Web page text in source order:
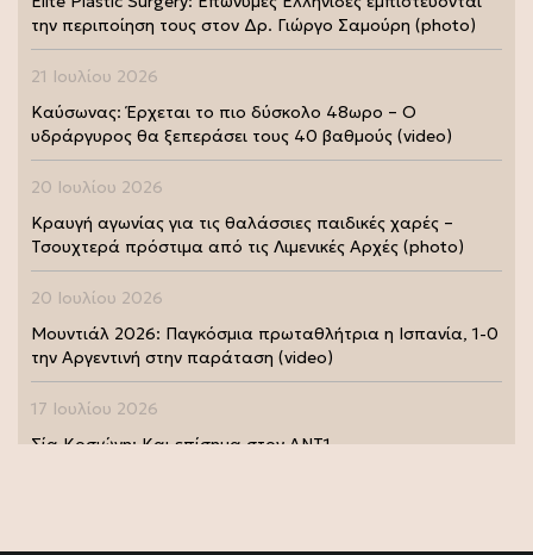
την περιποίηση τους στον Δρ. Γιώργο Σαμούρη (photo)
21 Ιουλίου 2026
Καύσωνας: Έρχεται το πιο δύσκολο 48ωρο – Ο
υδράργυρος θα ξεπεράσει τους 40 βαθμούς (video)
20 Ιουλίου 2026
Κραυγή αγωνίας για τις θαλάσσιες παιδικές χαρές –
Τσουχτερά πρόστιμα από τις Λιμενικές Αρχές (photo)
20 Ιουλίου 2026
Μουντιάλ 2026: Παγκόσμια πρωταθλήτρια η Ισπανία, 1-0
την Αργεντινή στην παράταση (video)
17 Ιουλίου 2026
Σία Κοσιώνη: Και επίσημα στον ΑΝΤ1